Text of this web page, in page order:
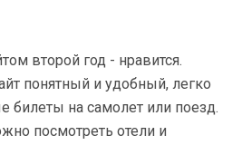
второй год - нравится.
понятный и удобный, легко
билеты на самолет или поезд.
посмотреть отели и